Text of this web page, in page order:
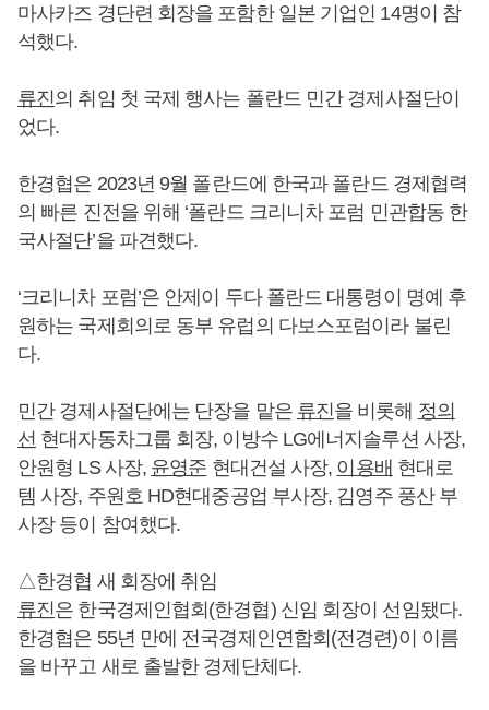
마사카즈 경단련 회장을 포함한 일본 기업인 14명이 참
석했다.
류진의 취임 첫 국제 행사는 폴란드 민간 경제사절단이
었다.
한경협은 2023년 9월 폴란드에 한국과 폴란드 경제협력
의 빠른 진전을 위해 ‘폴란드 크리니차 포럼 민관합동 한
국사절단’을 파견했다.
‘크리니차 포럼’은 안제이 두다 폴란드 대통령이 명예 후
원하는 국제회의로 동부 유럽의 다보스포럼이라 불린
다.
민간 경제사절단에는 단장을 맡은 류진을 비롯해 정의
선 현대자동차그룹 회장, 이방수 LG에너지솔루션 사장,
안원형 LS 사장, 윤영준 현대건설 사장, 이용배 현대로
템 사장, 주원호 HD현대중공업 부사장, 김영주 풍산 부
사장 등이 참여했다.
△한경협 새 회장에 취임
류진은 한국경제인협회(한경협) 신임 회장이 선임됐다.
한경협은 55년 만에 전국경제인연합회(전경련)이 이름
을 바꾸고 새로 출발한 경제단체다.